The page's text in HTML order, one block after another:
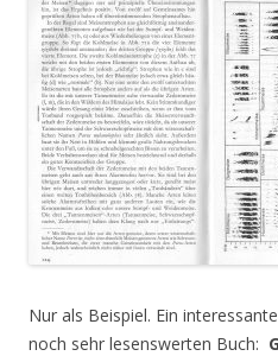
Nur als Beispiel. Ein
noch sehr lesenswerten Buch: